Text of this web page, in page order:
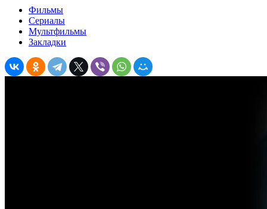
Фильмы
Сериалы
Мультфильмы
Закладки